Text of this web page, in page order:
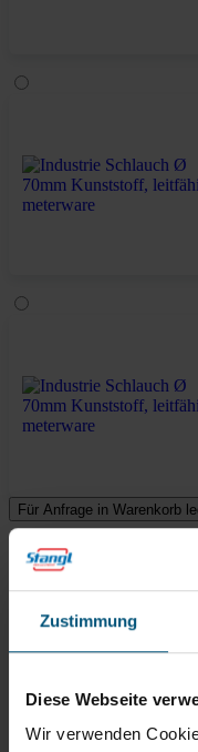
Zustimmung
Diese Webseite
Wir verwenden
Für Anfrage in Warenkorb
Lieferung in 6-8
Brauchen Sie Hilfe?
Alle Eigenschaften